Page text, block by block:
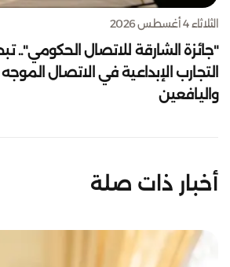
الثلاثاء 4 أغسطس 2026
"جائزة الشارقة للاتصال
التجارب الإبداعية في الاتصال
واليافعين
أخبار ذات صلة